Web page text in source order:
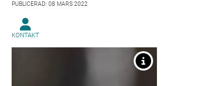
PUBLICERAD: 08 MARS 2022
KONTAKT